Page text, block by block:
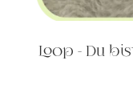
Loop - Du